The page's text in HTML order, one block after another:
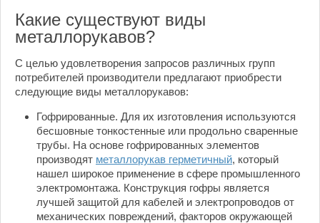
Какие существуют виды
металлорукавов?
С целью удовлетворения запросов различных групп
потребителей производители предлагают приобрести
следующие виды металлорукавов:
Гофрированные. Для их изготовления используются
бесшовные тонкостенные или продольно сваренные
трубы. На основе гофрированных элементов
производят металлорукав герметичный, который
нашел широкое применение в сфере промышленного
электромонтажа. Конструкция гофры является
лучшей защитой для кабелей и электропроводов от
механических повреждений, факторов окружающей